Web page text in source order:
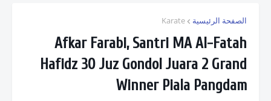
الصفحة الرئيسية Karate
Afkar Farabi, Santri MA Al-Fatah
Hafidz 30 Juz Gondol Juara 2 Grand
Winner Piala Pangdam